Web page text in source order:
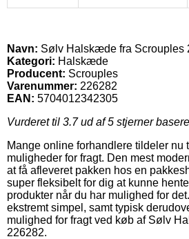
Navn: Sølv Halskæde fra Scrouples
Kategori: Halskæde
Producent: Scrouples
Varenummer: 226282
EAN: 5704012342305
Vurderet til 3.7ud af 5 stjerner
Mange online forhandlere tildeler nu
muligheder for fragt. Den mest
at få afleveret pakken hos en
super fleksibelt for dig at kunne
produkter når du har mulighed for
ekstremt simpel, samt typisk
mulighed for fragt ved køb af Sølv
226282.